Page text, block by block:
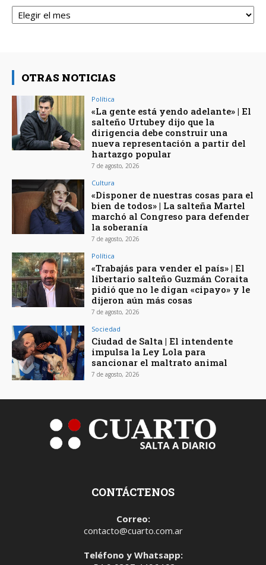
Archivos
OTRAS NOTICIAS
Política
«La gente está yendo adelante» | El
salteño Urtubey dijo que la
dirigencia debe construir una
nueva representación a partir del
hartazgo popular
7 de agosto, 2026
Cultura
«Disponer de nuestras cosas para el
bien de todos» | La salteña Martel
marchó al Congreso para defender
la soberanía
7 de agosto, 2026
Política
«Trabajás para vender el país» | El
libertario salteño Guzmán Coraita
pidió que no le digan «cipayo» y le
dijeron aún más cosas
7 de agosto, 2026
Sociedad
Ciudad de Salta | El intendente
impulsa la Ley Lola para
sancionar el maltrato animal
7 de agosto, 2026
CONTÁCTENOS
Correo:
contacto@cuarto.com.ar
Teléfono y Whatsapp: